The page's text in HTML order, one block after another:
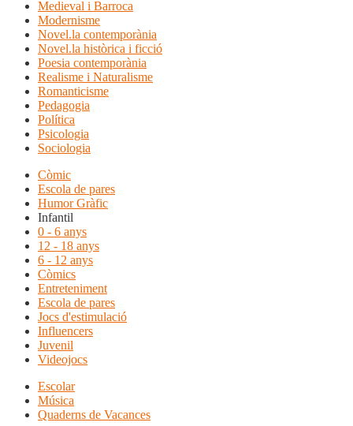
Medieval i Barroca
Modernisme
Novel.la contemporània
Novel.la històrica i ficció
Poesia contemporània
Realisme i Naturalisme
Romanticisme
Pedagogia
Política
Psicologia
Sociologia
Còmic
Escola de pares
Humor Gràfic
Infantil
0 - 6 anys
12 - 18 anys
6 - 12 anys
Còmics
Entreteniment
Escola de pares
Jocs d'estimulació
Influencers
Juvenil
Videojocs
Escolar
Música
Quaderns de Vacances